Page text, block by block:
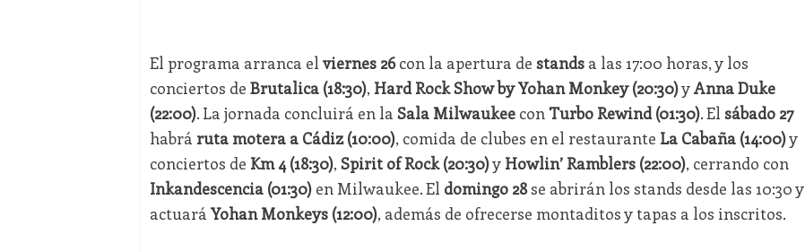
El programa arranca el viernes 26con la apertura de standsa las 17:00 horas, y los
conciertos de Brutalica (18:30), Hard Rock Show by Yohan Monkey (20:30)yAnna Duke
(22:00). La jornada concluirá en la Sala Milwaukeecon Turbo Rewind (01:30). El sábado 27
habrá ruta motera a Cádiz (10:00), comida de clubes en el restaurante La Cabaña (14:00)y
conciertos de Km 4 (18:30), Spirit of Rock (20:30)y Howlin’ Ramblers (22:00), cerrando con
Inkandescencia (01:30)en Milwaukee. El domingo 28se abrirán los stands desde las 10:30 y
actuará Yohan Monkeys (12:00), además de ofrecerse montaditos y tapas a los inscritos.